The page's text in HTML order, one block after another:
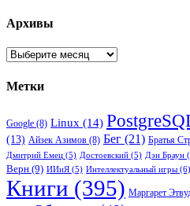
Архивы
Архивы
Метки
Google (8) Linux (14)
(13) Айзек Азимов (8) Бег (21) Братья
Дмитрий Емец (5) Достоевский (5) Дэн Браун
Верн (9) ИИиЯ (5) Интеллектуальный игры (6)
Книги (395) Маргарет